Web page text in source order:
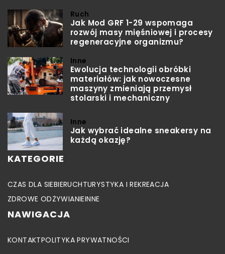
Ruch
Jak Mod GRF 1-29 wspomaga
rozwój masy mięśniowej i procesy
regeneracyjne organizmu?
Inne
Ewolucja technologii obróbki
materiałów: jak nowoczesne
maszyny zmieniają przemysł
stolarski i mechaniczny
Inne
Jak wybrać idealne sneakersy na
każdą okazję?
KATEGORIE
CZAS DLA SIEBIERUCHTURYSTYKA I REKREACJA
ZDROWE ODŻYWIANIEINNE
NAWIGACJA
KONTAKTPOLITYKA PRYWATNOŚCI